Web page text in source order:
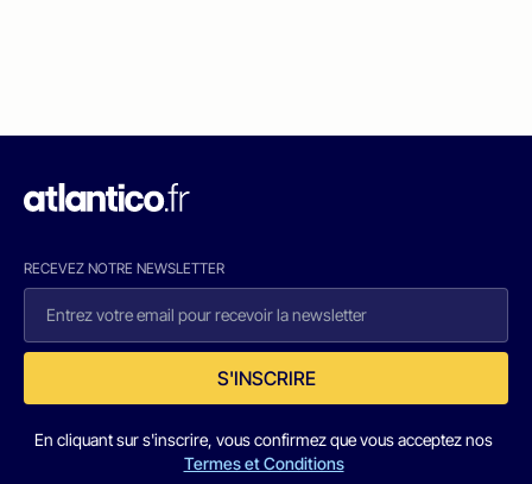
RECEVEZ NOTRE NEWSLETTER
S'INSCRIRE
En cliquant sur s'inscrire, vous confirmez que vous acceptez nos
Termes et Conditions